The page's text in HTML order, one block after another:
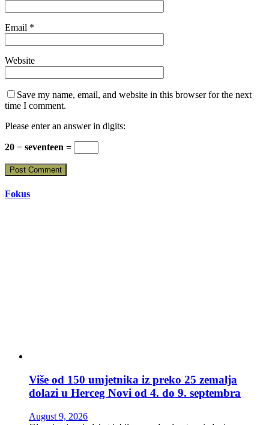
Email *
Website
Save my name, email, and website in this browser for the next
time I comment.
Please enter an answer in digits:
20 − seventeen =
Fokus
Više od 150 umjetnika iz preko 25 zemalja
dolazi u Herceg Novi od 4. do 9. septembra
August 9, 2026